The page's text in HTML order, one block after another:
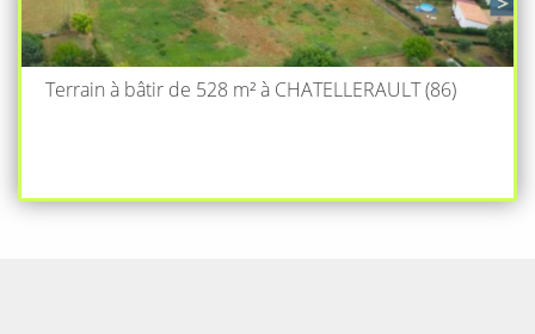
Terrain à bâtir de 528 m² à CHATELLERAULT (86)